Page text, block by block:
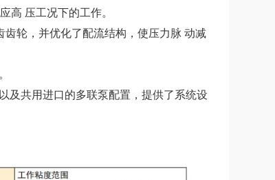
高 压工况下的工作。
轮，并优化了配流结构，使压力脉 动减
及共用进口的多联泵配置，提供了系统设